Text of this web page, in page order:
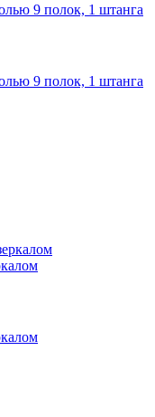
9 полок, 1 штанга
9 полок, 1 штанга